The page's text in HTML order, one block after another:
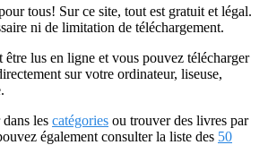
tous! Sur ce site, tout est gratuit et légal.
ni de limitation de téléchargement.
être lus en ligne et vous pouvez télécharger
sur votre ordinateur, liseuse,
les catégories ou trouver des livres par
également consulter la liste des 50